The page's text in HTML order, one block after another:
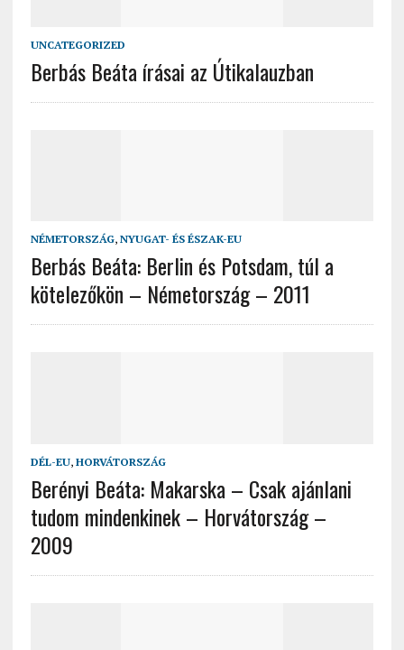
UNCATEGORIZED
Berbás Beáta írásai az Útikalauzban
NÉMETORSZÁG, NYUGAT- ÉS ÉSZAK-EU
Berbás Beáta: Berlin és Potsdam, túl a
kötelezőkön – Németország – 2011
DÉL-EU, HORVÁTORSZÁG
Berényi Beáta: Makarska – Csak ajánlani
tudom mindenkinek – Horvátország –
2009